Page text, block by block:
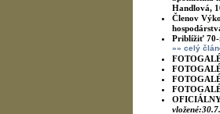
Handlová,
Členov
Priblížiť 70-
»» celý